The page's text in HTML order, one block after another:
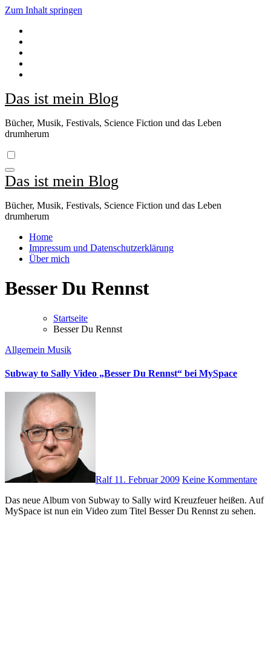
Zum Inhalt springen
Das ist mein Blog
Bücher, Musik, Festivals, Science Fiction und das Leben
drumherum
Das ist mein Blog
Bücher, Musik, Festivals, Science Fiction und das Leben
drumherum
Home
Impressum und Datenschutzerklärung
Über mich
Besser Du Rennst
Startseite
Besser Du Rennst
Allgemein Musik
Subway to Sally Video „Besser Du Rennst“ bei MySpace
Ralf 11. Februar 2009 Keine Kommentare
Das neue Album von Subway to Sally wird Kreuzfeuer heißen. Auf
MySpace ist nun ein Video zum Titel Besser Du Rennst zu sehen.